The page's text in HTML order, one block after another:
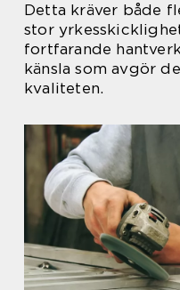
Detta kräver både
stor
fortfarande
känsla som avgör
kvaliteten.